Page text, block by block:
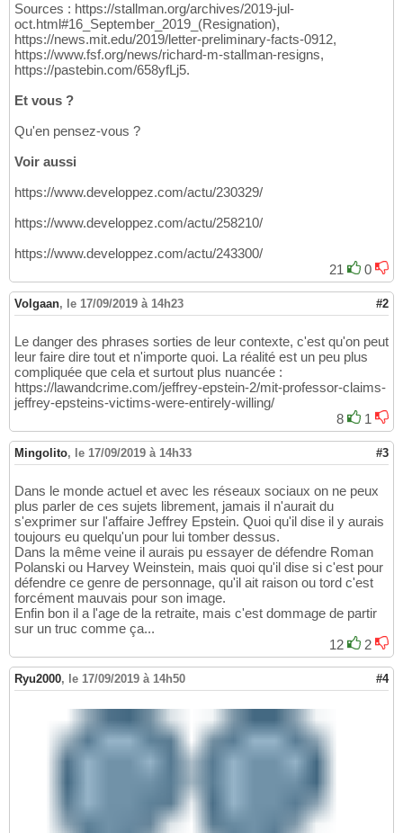
Sources : https://stallman.org/archives/2019-jul-
oct.html#16_September_2019_(Resignation),
https://news.mit.edu/2019/letter-preliminary-facts-0912,
https://www.fsf.org/news/richard-m-stallman-resigns,
https://pastebin.com/658yfLj5.
Et vous ?
Qu'en pensez-vous ?
Voir aussi
https://www.developpez.com/actu/230329/
https://www.developpez.com/actu/258210/
https://www.developpez.com/actu/243300/
21
0
Volgaan, le 17/09/2019 à 14h23 #2
Le danger des phrases sorties de leur contexte, c'est qu'on peut
leur faire dire tout et n'importe quoi. La réalité est un peu plus
compliquée que cela et surtout plus nuancée :
https://lawandcrime.com/jeffrey-epstein-2/mit-professor-claims-
jeffrey-epsteins-victims-were-entirely-willing/
8
1
Mingolito, le 17/09/2019 à 14h33 #3
Dans le monde actuel et avec les réseaux sociaux on ne peux
plus parler de ces sujets librement, jamais il n'aurait du
s'exprimer sur l'affaire Jeffrey Epstein. Quoi qu'il dise il y aurais
toujours eu quelqu'un pour lui tomber dessus.
Dans la même veine il aurais pu essayer de défendre Roman
Polanski ou Harvey Weinstein, mais quoi qu'il dise si c'est pour
défendre ce genre de personnage, qu'il ait raison ou tord c'est
forcément mauvais pour son image.
Enfin bon il a l'age de la retraite, mais c'est dommage de partir
sur un truc comme ça...
12
2
Ryu2000, le 17/09/2019 à 14h50 #4